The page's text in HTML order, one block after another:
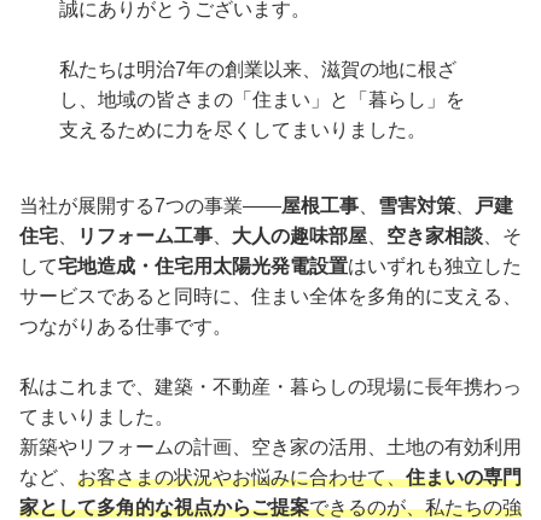
誠にありがとうございます。
私たちは明治7年の創業以来、滋賀の地に根ざ
し、地域の皆さまの「住まい」と「暮らし」を
支えるために力を尽くしてまいりました。
当社が展開する7つの事業――屋根工事 雪害対策
戸建
住宅
リフォーム工事 大人の趣味部屋 空き家相談 、そ
して宅地造成・住宅用太陽光発電設置はいずれも独立した
サービスであると同時に、住まい全体を多角的に支える、
つながりある仕事です。
私はこれまで、建築・不動産・暮らしの現場に長年携わっ
てまいりました。
新築やリフォームの計画、空き家の活用、土地の有効利用
など、 お客さまの状況やお悩みに合わせて、住まいの専門
家として多角的な視点からご提案できるのが、私たちの強